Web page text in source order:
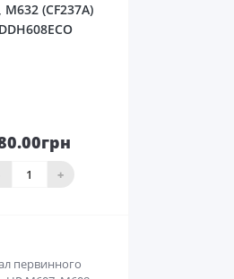
M632 (CF237A)
+
До
кошика